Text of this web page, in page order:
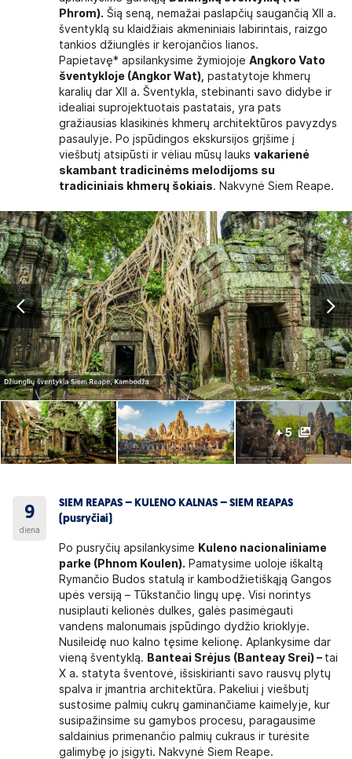
Phrom). Šią seną, nemažai paslapčių saugančią XII a.
šventyklą su klaidžiais akmeniniais labirintais, raizgo
tankios džiunglės ir kerojančios lianos.
Papietavę* apsilankysime žymiojojeAngkoro Vato
šventykloje (Angkor Wat), pastatytoje khmerų
karalių dar XII a. Šventykla, stebinanti savo didybe ir
idealiai suprojektuotais pastatais, yra pats
gražiausias klasikinės khmerų architektūros pavyzdys
pasaulyje. Po įspūdingos ekskursijos grįšime į
viešbutį atsipūsti ir vėliau mūsų lauksvakarienė
skambant tradicinėms melodijoms su
tradiciniais khmerų šokiais. Nakvynė Siem Reape.
+ 5
9
diena
SIEM REAPAS – KULENO KALNAS – SIEM REAPAS
(pusryčiai)
Po pusryčių apsilankysime Kuleno nacionaliniame
parke (Phnom Koulen). Pamatysime uoloje iškaltą
Rymančio Budos statulą ir kambodžietiškąją Gangos
upės versiją – Tūkstančio lingų upę. Visi norintys
nusiplauti kelionės dulkes, galės pasimėgauti
vandens malonumais įspūdingo dydžio krioklyje.
Nusileidę nuo kalno tęsime kelionę. Aplankysime dar
vieną šventyklą. Banteai Srėjus (Banteay Srei) – tai
X a. statyta šventovė, išsiskirianti savo rausvų plytų
spalva ir įmantria architektūra. Pakeliui į viešbutį
sustosime palmių cukrų gaminančiame kaimelyje, kur
susipažinsime su gamybos procesu, paragausime
saldainius primenančio palmių cukraus ir turėsite
galimybę jo įsigyti. Nakvynė Siem Reape.